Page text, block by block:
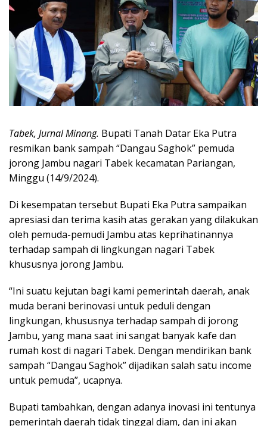
Tabek, Jurnal Minang. Bupati Tanah Datar Eka Putra
resmikan bank sampah “Dangau Saghok” pemuda
jorong Jambu nagari Tabek kecamatan Pariangan,
Minggu (14/9/2024).
Di kesempatan tersebut Bupati Eka Putra sampaikan
apresiasi dan terima kasih atas gerakan yang dilakukan
oleh pemuda-pemudi Jambu atas keprihatinannya
terhadap sampah di lingkungan nagari Tabek
khususnya jorong Jambu.
“Ini suatu kejutan bagi kami pemerintah daerah, anak
muda berani berinovasi untuk peduli dengan
lingkungan, khususnya terhadap sampah di jorong
Jambu, yang mana saat ini sangat banyak kafe dan
rumah kost di nagari Tabek. Dengan mendirikan bank
sampah “Dangau Saghok” dijadikan salah satu income
untuk pemuda”, ucapnya.
Bupati tambahkan, dengan adanya inovasi ini tentunya
pemerintah daerah tidak tinggal diam, dan ini akan